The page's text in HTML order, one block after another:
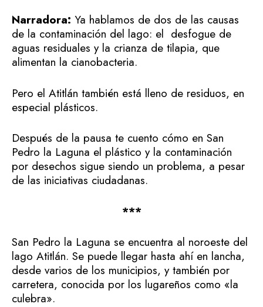
Narradora: Ya hablamos de dos de las causas
de la contaminación del lago: el desfogue de
aguas residuales y la crianza de tilapia, que
alimentan la cianobacteria.
Pero el Atitlán también está lleno de residuos, en
especial plásticos.
Después de la pausa te cuento cómo en San
Pedro la Laguna el plástico y la contaminación
por desechos sigue siendo un problema, a pesar
de las iniciativas ciudadanas.
***
San Pedro la Laguna se encuentra al noroeste del
lago Atitlán. Se puede llegar hasta ahí en lancha,
desde varios de los municipios, y también por
carretera, conocida por los lugareños como «la
culebra».